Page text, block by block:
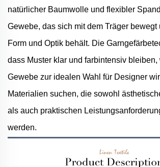
natürlicher Baumwolle und flexibler
Gewebe, das sich mit dem Träger
Form und Optik behält. Die
dass Muster klar und farbintensiv
Gewebe zur idealen Wahl für Designer
Materialien suchen, die sowohl
als auch praktischen
werden.